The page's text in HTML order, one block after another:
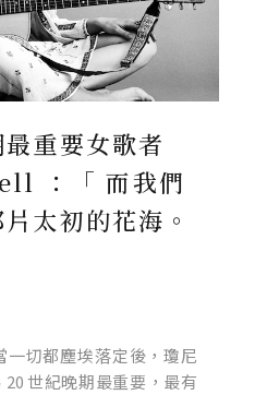
重要女歌者
：「 而我們
太初的花海。
切都塵埃落定後，瓊尼
世紀晚期最重要，最有